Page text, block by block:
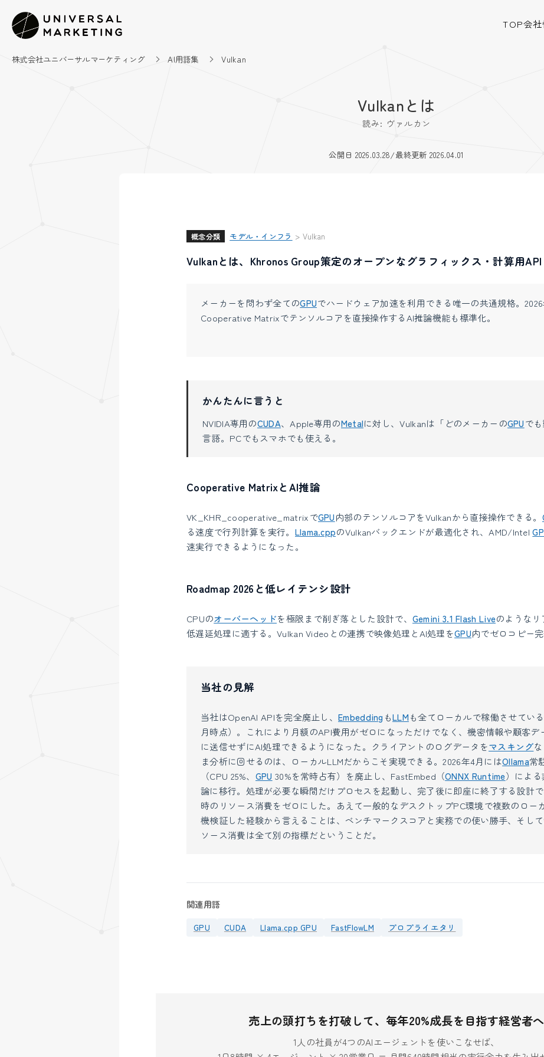
TOP会
株式会社ユニバーサルマーケティング AI用語集 Vulkan
Vulkanとは
読み: ヴァルカン
公開日 2026.03.28/最終更新 2026.04.01
概念分類 モデル・インフラ > Vulkan
Vulkanとは、Khronos Group策定のオープンなグラフィックス・計算用API
メーカーを問わず全てのGPUでハードウェア加速を利用できる唯一の共通規格。
Cooperative Matrixでテンソルコアを直接操作するAI推論機能も標準化。
かんたんに言うと
NVIDIA専用のCUDA、Apple専用のMetalに対し、Vulkanは「どのメーカーのGPUで
言語。PCでもスマホでも使える。
Cooperative MatrixとAI推論
VK_KHR_cooperative_matrixでGPU内部のテンソルコアをVulkanから直接操作できる。
る速度で行列計算を実行。 Llama.cppのVulkanバックエンドが最適化され、AMD/Intel
速実行できるようになった。
Roadmap 2026と低レイテンシ設計
CPUのオーバーヘッドを極限まで削ぎ落とした設計で、 Gemini 3.1 Flash Liveのようなリ
低遅延処理に適する。Vulkan Videoとの連携で映像処理とAI処理をGPU内でゼロコピー完
当社の見解
当社はOpenAI APIを完全廃止し、Embedding もLLMも全てローカルで稼働させてい
月時点）。これにより月額のAPI費用がゼロになっただけでなく、機密情報や顧客デ
に送信せずにAI処理できるようになった。クライアントのログデータをマスキング
ま分析に回せるのは、ローカルLLMだからこそ実現できる。2026年4月にはOllama常
（CPU 25%、 GPU 30%を常時占有）を廃止し、FastEmbed（ONNX Runtime）によ
論に移行。処理が必要な瞬間だけプロセスを起動し、完了後に即座に終了する設計
時のリソース消費をゼロにした。あえて一般的なデスクトップPC環境で複数のロー
機検証した経験から言えることは、ベンチマークスコアと実務での使い勝手、そし
ソース消費は全て別の指標だということだ。
関連用語
GPU CUDA Llama.cpp GPU FastFlowLM プロプライエタリ
売上の頭打ちを打破して、毎年20%成長を目指す経営者へ
1人の社員が4つのAIエージェントを使いこなせば、